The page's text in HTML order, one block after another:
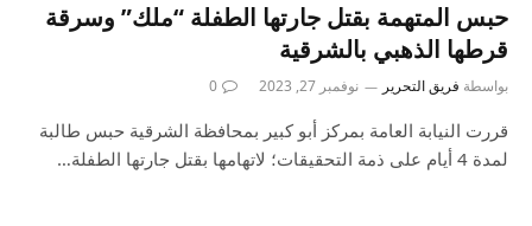
حبس المتهمة بقتل جارتها الطفلة “ملك” وسرقة
قرطها الذهبي بالشرقية
بواسطة فريق التحرير نوفمبر 27, 2023 0
قررت النيابة العامة بمركز أبو كبير بمحافظة الشرقية حبس طالبة
لمدة 4 أيام على ذمة التحقيقات؛ لاتهامها بقتل جارتها الطفلة…